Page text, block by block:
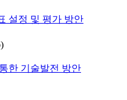
설정 및 평가 방안
한 기술발전 방안